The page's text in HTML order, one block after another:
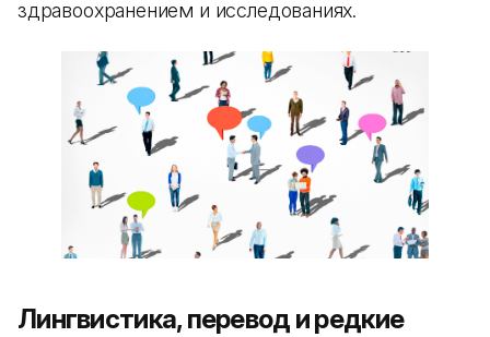
здравоохранением и исследованиях.
Лингвистика, перевод и редкие